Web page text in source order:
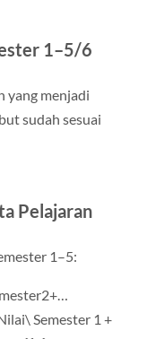
1–5/6
yang menjadi
sudah sesuai
Pelajaran
1–5:
Semester 1 +